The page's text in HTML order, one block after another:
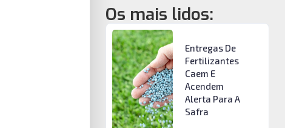
Os mais lidos:
Entregas De
Fertilizantes
Caem E
Acendem
Alerta Para A
Safra